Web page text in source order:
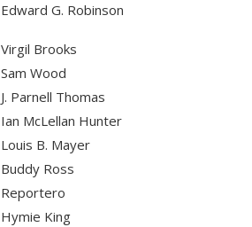
Edward G. Robinson
Virgil Brooks
Sam Wood
J. Parnell Thomas
Ian McLellan Hunter
Louis B. Mayer
Buddy Ross
Reportero
Hymie King